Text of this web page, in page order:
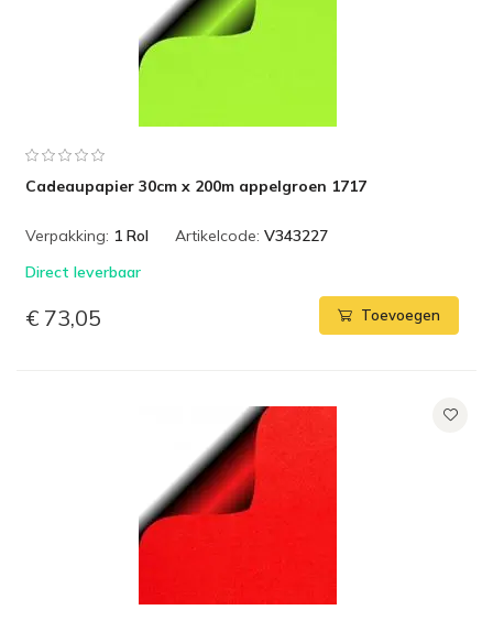
Cadeaupapier 30cm x 200m appelgroen 1717
Verpakking: 1 Rol Artikelcode: V343227
Direct leverbaar
€ 73,05 Toevoegen